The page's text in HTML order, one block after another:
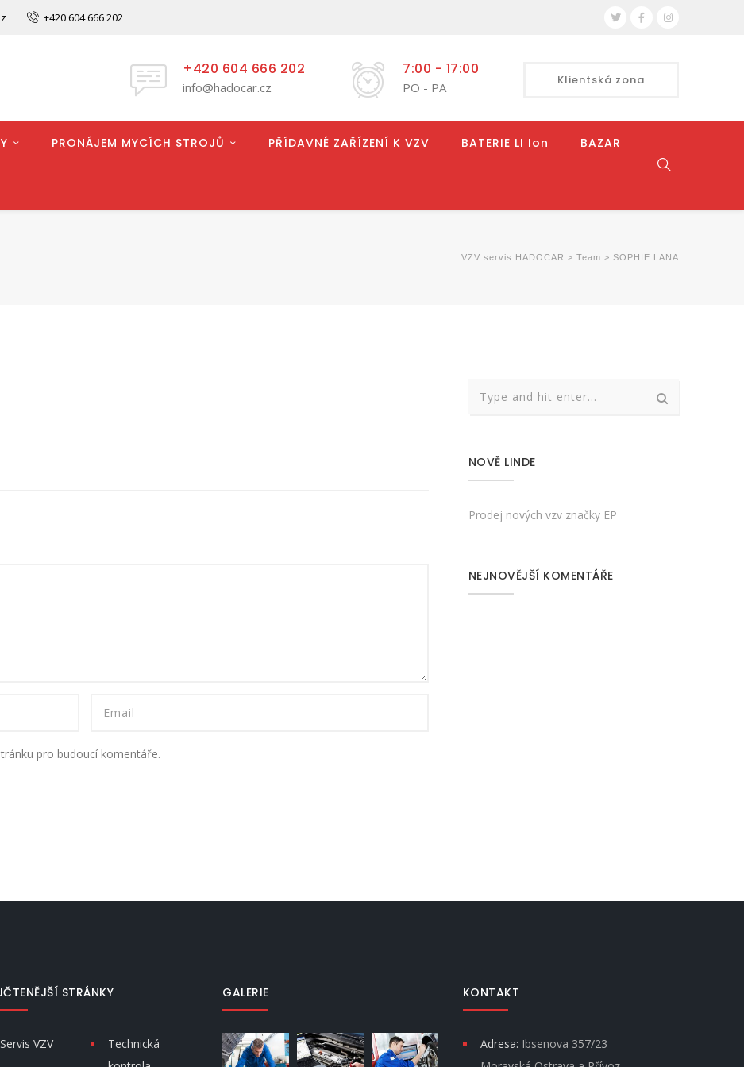
+420 604 666 202
Klientská zona
+420 604 666 202
info@hadocar.cz
7:00 - 17:00
PO - PA
PRONÁJEM MYCÍCH STROJŮ PŘÍDAVNÉ ZAŘÍZENÍ K VZV BATERIE LI Ion BAZAR
VZV servis HADOCAR > Team > SOPHIE LANA
pro budoucí komentáře.
NOVĚ LINDE
Prodej nových vzv značky EP
NEJNOVĚJŠÍ KOMENTÁŘE
STRÁNKY
Servis VZV
Technická
GALERIE KONTAKT
Adresa: Ibsenova 357/23